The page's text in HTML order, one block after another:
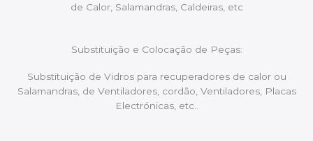
de Calor, Salamandras, Caldeiras, etc
Substituição e Colocação de Peças:
Substituição de Vidros para recuperadores de calor ou
Salamandras, de Ventiladores, cordão, Ventiladores, Placas
Electrónicas, etc..